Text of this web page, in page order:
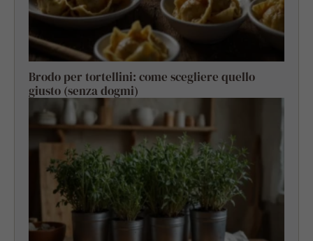
Brodo per tortellini: come scegliere quello
giusto (senza dogmi)